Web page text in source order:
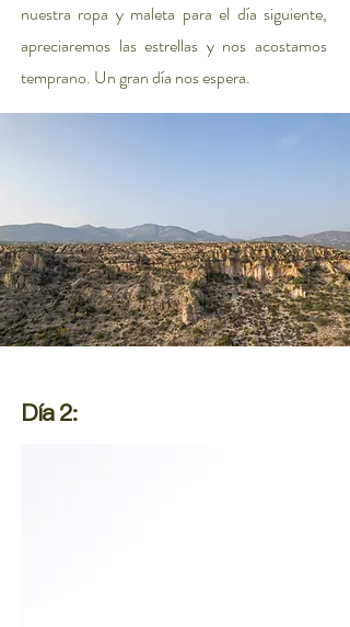
nuestra ropa y maleta para el día siguiente,
apreciaremos las estrellas y nos acostamos
temprano. Un gran día nos espera.
Día 2: